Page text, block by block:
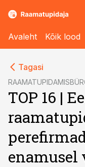
Avaleht Kõik lood
Tagasi
TOP 16 |
enamusel